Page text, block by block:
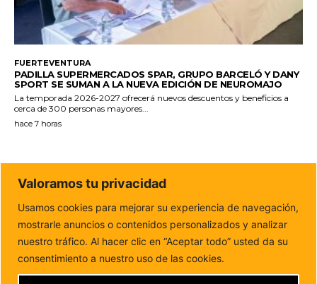
FUERTEVENTURA
PADILLA SUPERMERCADOS SPAR, GRUPO BARCELÓ Y DANY
SPORT SE SUMAN A LA NUEVA EDICIÓN DE NEUROMAJO
La temporada 2026-2027 ofrecerá nuevos descuentos y beneficios a
cerca de 300 personas mayores...
hace 7 horas